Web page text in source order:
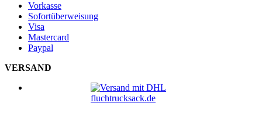
Vorkasse
Sofortüberweisung
Visa
Mastercard
Paypal
VERSAND